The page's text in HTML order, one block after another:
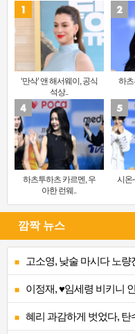
‘만삭’ 앤 해서웨이, 공식
석상..
하츠
하츠투하츠 카르멘, 우
아한 런웨..
시온
깜짝 뉴스
고소영, 낮술 마시다 노량
이정재, ♥임세령 비키니
혜리 과감하게 벗었다, 탄